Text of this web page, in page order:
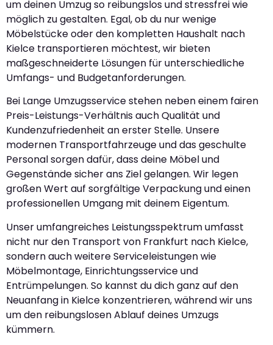
um deinen Umzug so reibungslos und stressfrei wie
möglich zu gestalten. Egal, ob du nur wenige
Möbelstücke oder den kompletten Haushalt nach
Kielce transportieren möchtest, wir bieten
maßgeschneiderte Lösungen für unterschiedliche
Umfangs- und Budgetanforderungen.
Bei Lange Umzugsservice stehen neben einem fairen
Preis-Leistungs-Verhältnis auch Qualität und
Kundenzufriedenheit an erster Stelle. Unsere
modernen Transportfahrzeuge und das geschulte
Personal sorgen dafür, dass deine Möbel und
Gegenstände sicher ans Ziel gelangen. Wir legen
großen Wert auf sorgfältige Verpackung und einen
professionellen Umgang mit deinem Eigentum.
Unser umfangreiches Leistungsspektrum umfasst
nicht nur den Transport von Frankfurt nach Kielce,
sondern auch weitere Serviceleistungen wie
Möbelmontage, Einrichtungsservice und
Entrümpelungen. So kannst du dich ganz auf den
Neuanfang in Kielce konzentrieren, während wir uns
um den reibungslosen Ablauf deines Umzugs
kümmern.